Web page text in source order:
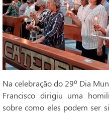
Na celebração do 29º Dia
Francisco dirigiu uma
sobre como eles podem ser